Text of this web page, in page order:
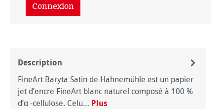
Connexion
Description
FineArt Baryta Satin de Hahnemühle est un papier
jet d’encre FineArt blanc naturel composé à 100 %
d’α -cellulose. Celu… Plus